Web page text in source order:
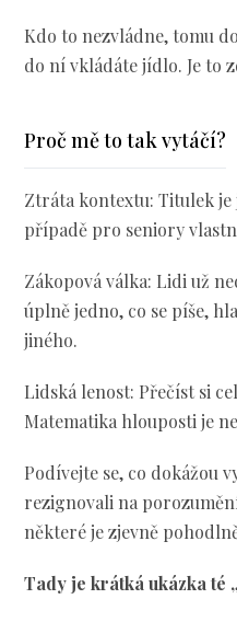
Kdo to nezvládne, tomu
do ní vkládáte jídlo. Je to
Proč mě to tak vytáčí?
Ztráta kontextu: Titulek je
případě pro seniory
Zákopová válka: Lidi už
úplně jedno, co se píše,
jiného.
Lidská lenost: Přečíst si
Matematika hlouposti je
Podívejte se, co dokážou
rezignovali na
některé je zjevně
Tady je krátká ukázka té